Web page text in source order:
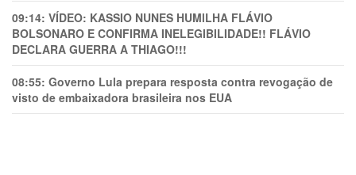
09:14: VÍDEO: KASSIO NUNES HUMlLHA FLÁVIO
BOLSONARO E CONFIRMA INELEGIBILIDADE!! FLÁVIO
DECLARA GUERRA A THIAGO!!!
08:55: Governo Lula prepara resposta contra revogação de
visto de embaixadora brasileira nos EUA